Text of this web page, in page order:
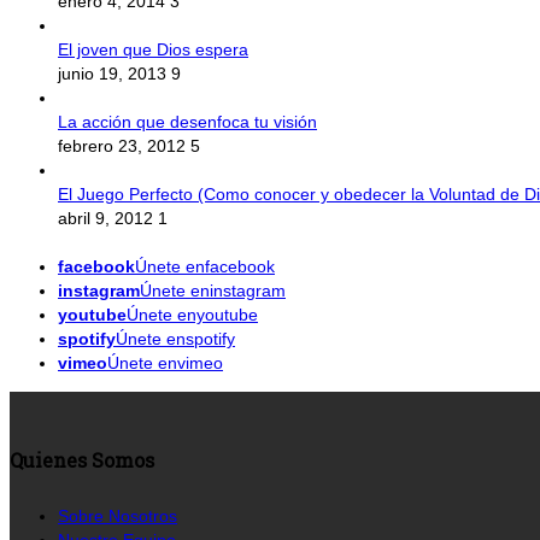
El joven que Dios espera
junio 19, 2013 9
La acción que desenfoca tu visión
febrero 23, 2012 5
El Juego Perfecto (Como conocer y obedecer la Voluntad de
abril 9, 2012 1
facebookÚnete enfacebook
instagramÚnete eninstagram
youtubeÚnete enyoutube
spotifyÚnete enspotify
vimeoÚnete envimeo
Quienes Somos
Sobre Nosotros